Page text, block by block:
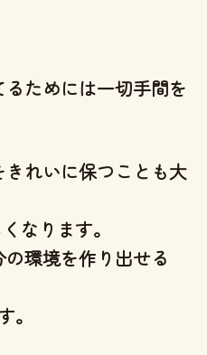
ためには一切手間を
れいに保つことも大
なります。
環境を作り出せる
。